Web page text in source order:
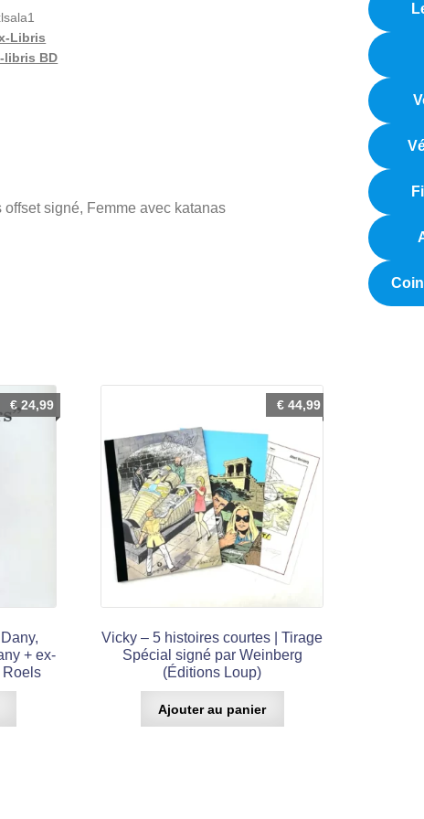
Libris
libris BD
signé, Femme avec katanas
+ ex-
Roels
€24,99
Vicky – 5 histoires courtes | Tirage
Spécial signé par Weinberg
(Éditions Loup)
€ 44,99
Ajouter au panier